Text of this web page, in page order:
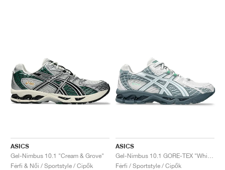
ASICS
Gel-Nimbus 10.1 "Cream & Grove"
Férfi & Női / Sportstyle / Cipők
ASICS
Férfi / Sportstyle / Cipők